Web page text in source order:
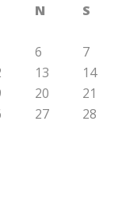
N S
6 7
13 14
20 21
27 28